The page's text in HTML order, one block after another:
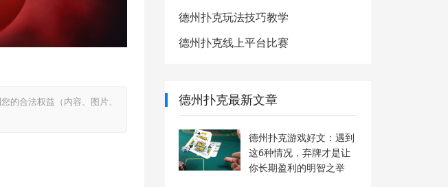
的合法权益（内容、图片、
德州扑克玩法技巧教学
德州扑克线上平台比赛
德州扑克最新文章
德州扑克游戏好文：遇到
这6种情况，弃牌才是让
你长期盈利的明智之举